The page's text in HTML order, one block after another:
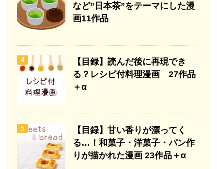
など”日本茶”をテーマにした漫
画11作品
4
【目録】読んだ後に再現でき
る？レシピ付料理漫画 27作品
＋α
5
【目録】甘い香りが漂ってく
る…！和菓子・洋菓子・パン作
りが描かれた漫画 23作品＋α